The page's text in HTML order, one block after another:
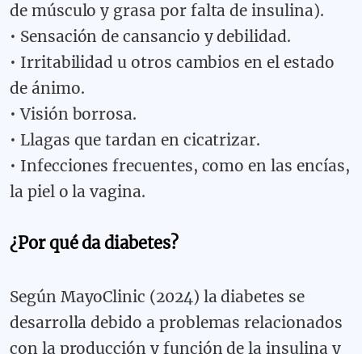
de músculo y grasa por falta de insulina).
• Sensación de cansancio y debilidad.
• Irritabilidad u otros cambios en el estado
de ánimo.
• Visión borrosa.
• Llagas que tardan en cicatrizar.
• Infecciones frecuentes, como en las encías,
la piel o la vagina.
¿Por qué da diabetes?
Según MayoClinic (2024) la diabetes se
desarrolla debido a problemas relacionados
con la producción y función de la insulina y